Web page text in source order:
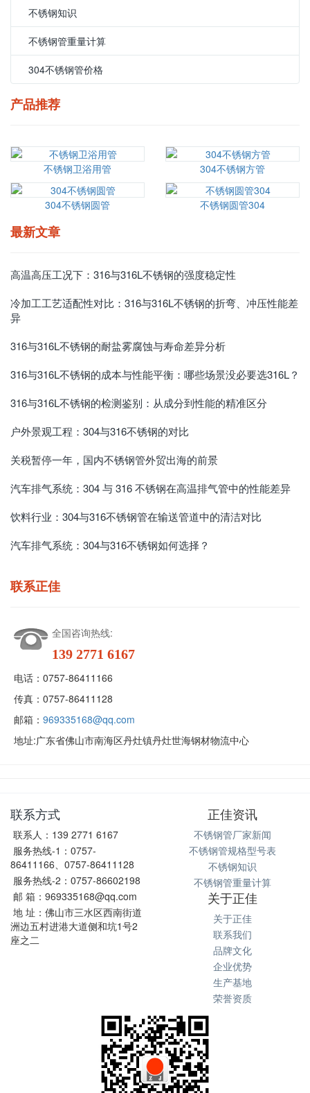
不锈钢知识
不锈钢管重量计算
304不锈钢管价格
产品推荐
不锈钢卫浴用管 304不锈钢方管
304不锈钢圆管 不锈钢圆管304
最新文章
高温高压工况下：316与316L不锈钢的强度稳定性
冷加工工艺适配性对比：316与316L不锈钢的折弯、冲压性能差
异
316与316L不锈钢的耐盐雾腐蚀与寿命差异分析
316与316L不锈钢的成本与性能平衡：哪些场景没必要选316L？
316与316L不锈钢的检测鉴别：从成分到性能的精准区分
户外景观工程：304与316不锈钢的对比
关税暂停一年，国内不锈钢管外贸出海的前景
汽车排气系统：304 与 316 不锈钢在高温排气管中的性能差异
饮料行业：304与316不锈钢管在输送管道中的清洁对比
汽车排气系统：304与316不锈钢如何选择？
联系正佳
全国咨询热线:
139 2771 6167
电话： 0757-86411166
传真： 0757-86411128
邮箱： 969335168@qq.com
地址:广东省佛山市南海区丹灶镇丹灶世海钢材物流中心
联系方式
联系人：139 2771 6167
服务热线-1：0757-
86411166、0757-86411128
服务热线-2：0757-86602198
邮 箱：969335168@qq.com
地 址：佛山市三水区西南街道
洲边五村进港大道侧和坑1号2
座之二
正佳资讯
不锈钢管厂家新闻
不锈钢管规格型号表
不锈钢知识
不锈钢管重量计算
关于正佳
关于正佳
联系我们
品牌文化
企业优势
生产基地
荣誉资质